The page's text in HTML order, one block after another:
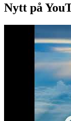
Nytt på